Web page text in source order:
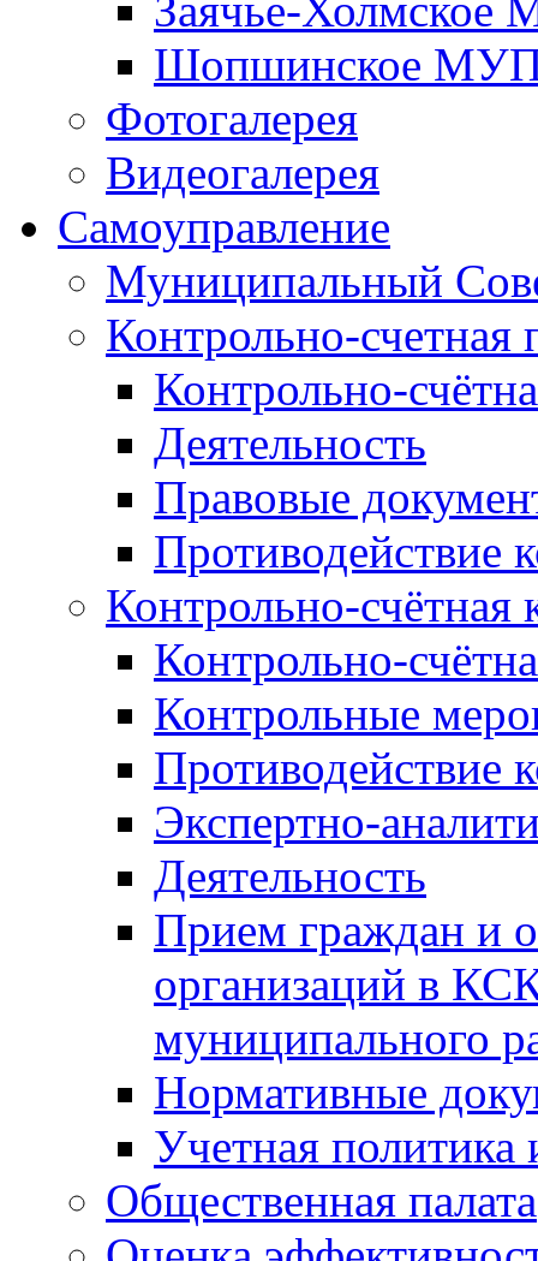
Шопшинское
Фотогалерея
Видеогалерея
Самоуправление
Муниципальный
Контрольно-счетная
Контрольно-
Деятельность
Правовые
Противодействие
Контрольно-счётная
Контрольно-
Контрольные
Противодействие
Экспертно-
Деятельность
Прием граждан и
организаций в
муниципального
Нормативные
Учетная политика
Общественная палата